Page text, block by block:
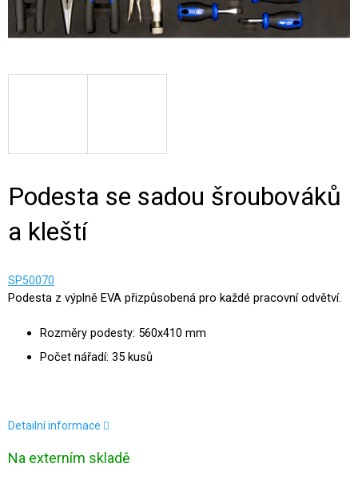
Podesta se sadou šroubováků
a kleští
SP50070
Podesta z výplně EVA přizpůsobená pro každé pracovní odvětví.
Rozměry podesty: 560x410 mm
Počet nářadí: 35 kusů
Detailní informace
Na externím skladě